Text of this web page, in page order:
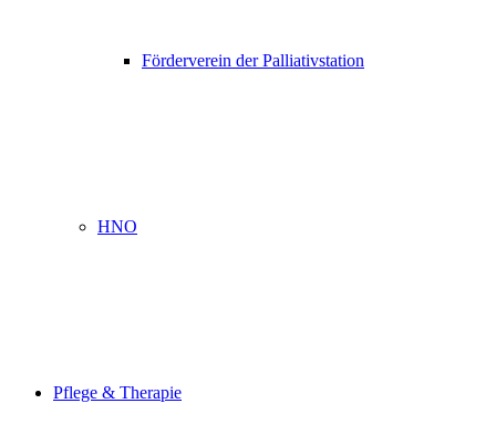
Förderverein der Palliativstation
HNO
Pflege & Therapie